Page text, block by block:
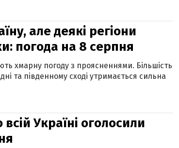
але деякі регіони
погода на 8 серпня
хмарну погоду з проясненнями. Більшість
та південному сході утримається сильна
Україні оголосили